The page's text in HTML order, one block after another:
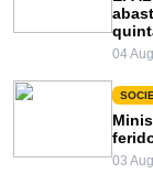
04
03